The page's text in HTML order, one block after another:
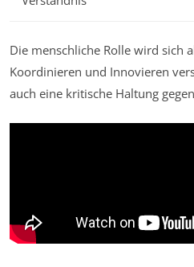
Die menschliche Rolle wird sich
Koordinieren und Innovieren
auch eine kritische Haltung